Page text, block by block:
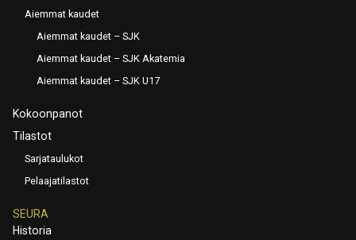
Aiemmat kaudet
Aiemmat kaudet – SJK
Aiemmat kaudet – SJK Akatemia
Aiemmat kaudet – SJK U17
Kokoonpanot
Tilastot
Sarjataulukot
Pelaajatilastot
SEURA
Historia